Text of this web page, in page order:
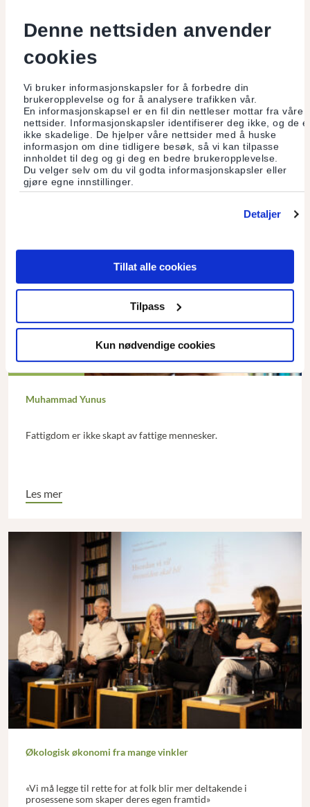
Denne nettsiden anvender
cookies
Vi bruker informasjonskapsler for å forbedre din
brukeropplevelse og for å analysere trafikken vår.
En informasjonskapsel er en fil din nettleser mottar fra våre
nettsider. Informasjonskapsler identifiserer deg ikke, og de
ikke skadelige. De hjelper våre nettsider med å huske
informasjon om dine tidligere besøk, så vi kan tilpasse
innholdet til deg og gi deg en bedre brukeropplevelse.
Du velger selv om du vil godta informasjonskapsler eller
gjøre egne innstillinger.
Detaljer
Tillat alle cookies
Tilpass
Kun nødvendige cookies
De negative konsekvensene av ubegrenset vekst er blitt
tydeligere.
Les mer
Fast spalte
Muhammad Yunus
Fattigdom er ikke skapt av fattige mennesker.
Les mer
Økologisk økonomi fra mange vinkler
«Vi må legge til rette for at folk blir mer deltakende i
prosessene som skaper deres egen framtid»